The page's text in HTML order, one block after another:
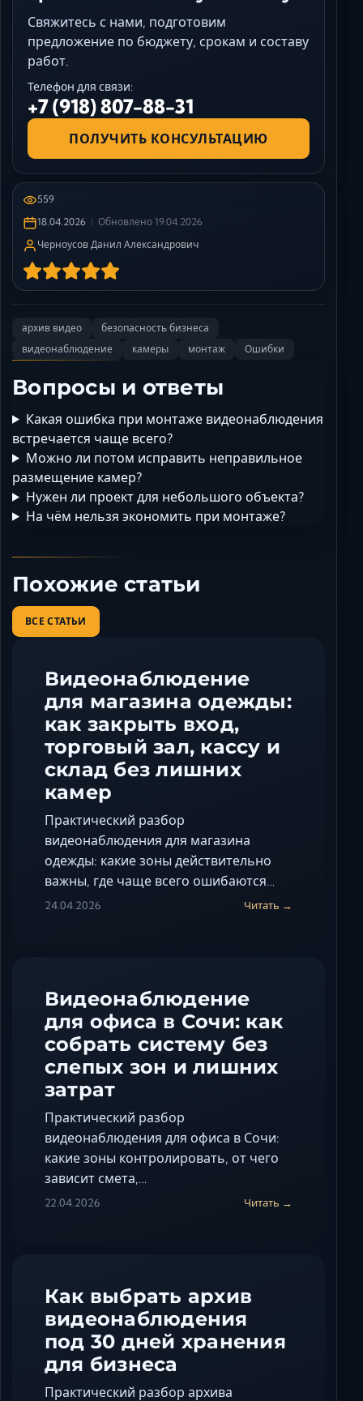
Свяжитесь с нами, подготовим
предложение по бюджету, срокам и составу
работ.
Телефон для связи:
+7 (918) 807-88-31
ПОЛУЧИТЬ КОНСУЛЬТАЦИЮ
559
18.04.2026
Обновлено 19.04.2026
Черноусов Данил Александрович
архив видео
безопасность бизнеса
видеонаблюдение
камеры монтаж Ошибки
Вопросы и ответы
Какая ошибка при монтаже видеонаблюдения
встречается чаще всего?
Можно ли потом исправить неправильное
размещение камер?
Нужен ли проект для небольшого объекта?
На чём нельзя экономить при монтаже?
Похожие статьи
ВСЕ СТАТЬИ
Видеонаблюдение
для магазина одежды:
как закрыть вход,
торговый зал, кассу и
склад без лишних
камер
Практический разбор
видеонаблюдения для магазина
одежды: какие зоны действительно
важны, где чаще всего ошибаются…
24.04.2026 Читать →
Видеонаблюдение
для офиса в Сочи: как
собрать систему без
слепых зон и лишних
затрат
Практический разбор
видеонаблюдения для офиса в Сочи:
какие зоны контролировать, от чего
зависит смета,…
22.04.2026 Читать →
Как выбрать архив
видеонаблюдения
под 30 дней хранения
для бизнеса
Практический разбор архива